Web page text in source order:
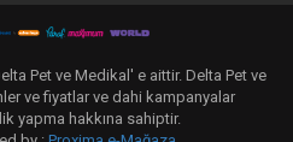
Pet ve Medikal' e aittir. Delta Pet ve
ve fiyatlar ve dahi kampanyalar
yapma hakkına sahiptir.